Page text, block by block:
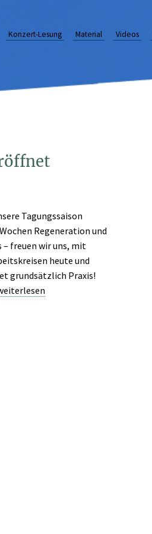
Konzert-Lesung Material Videos
Tagungssaison
Regeneration und
– freuen wir uns, mit
heute und
grundsätzlich Praxis!